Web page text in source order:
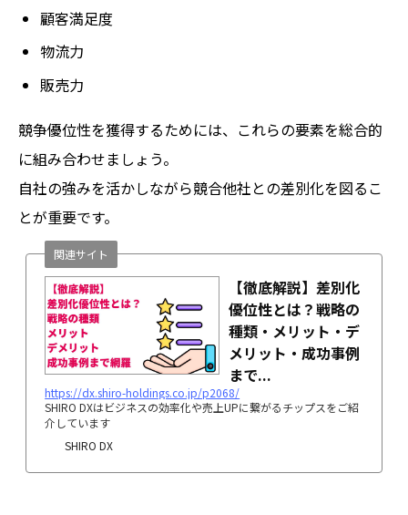
顧客満足度
物流力
販売力
競争優位性を獲得するためには、これらの要素を総合的
に組み合わせましょう。
自社の強みを活かしながら競合他社との差別化を図るこ
とが重要です。
【徹底解説】差別化
優位性とは？戦略の
種類・メリット・デ
メリット・成功事例
まで...
https://dx.shiro-holdings.co.jp/p2068/
SHIRO DXはビジネスの効率化や売上UPに繋がるチップスをご紹
介しています
SHIRO DX
関連サイト